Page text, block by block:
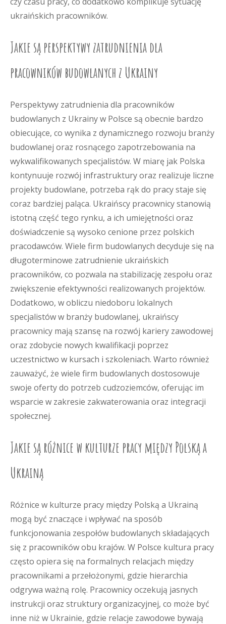
ukraińskich pracowników.
Jakie są perspektywy zatrudnienia dla
pracowników budowlanych z Ukrainy
Perspektywy zatrudnienia dla pracowników
budowlanych z Ukrainy w Polsce są obecnie bardzo
obiecujące, co wynika z dynamicznego rozwoju branży
budowlanej oraz rosnącego zapotrzebowania na
wykwalifikowanych specjalistów. W miarę jak Polska
kontynuuje rozwój infrastruktury oraz realizuje liczne
projekty budowlane, potrzeba rąk do pracy staje się
coraz bardziej paląca. Ukraińscy pracownicy stanowią
istotną część tego rynku, a ich umiejętności oraz
doświadczenie są wysoko cenione przez polskich
pracodawców. Wiele firm budowlanych decyduje się na
długoterminowe zatrudnienie ukraińskich
pracowników, co pozwala na stabilizację zespołu oraz
zwiększenie efektywności realizowanych projektów.
Dodatkowo, w obliczu niedoboru lokalnych
specjalistów w branży budowlanej, ukraińscy
pracownicy mają szansę na rozwój kariery zawodowej
oraz zdobycie nowych kwalifikacji poprzez
uczestnictwo w kursach i szkoleniach. Warto również
zauważyć, że wiele firm budowlanych dostosowuje
swoje oferty do potrzeb cudzoziemców, oferując im
wsparcie w zakresie zakwaterowania oraz integracji
społecznej.
Jakie są różnice w kulturze pracy między Polską a
Ukrainą
Różnice w kulturze pracy między Polską a Ukrainą
mogą być znaczące i wpływać na sposób
funkcjonowania zespołów budowlanych składających
się z pracowników obu krajów. W Polsce kultura pracy
często opiera się na formalnych relacjach między
pracownikami a przełożonymi, gdzie hierarchia
odgrywa ważną rolę. Pracownicy oczekują jasnych
instrukcji oraz struktury organizacyjnej, co może być
inne niż w Ukrainie, gdzie relacje zawodowe bywają